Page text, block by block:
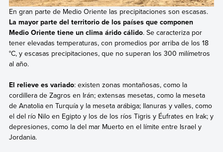
En gran parte de Medio Oriente las precipitaciones son escasas.
La mayor parte del territorio de los países que componen
Medio Oriente tiene un clima árido cálido. Se caracteriza por
tener elevadas temperaturas, con promedios por arriba de los 18
°C, y escasas precipitaciones, que no superan los 300 milímetros
al año.
El relieve es variado: existen zonas montañosas, como la
cordillera de Zagros en Irán; extensas mesetas, como la meseta
de Anatolia en Turquía y la meseta arábiga; llanuras y valles, como
el del río Nilo en Egipto y los de los ríos Tigris y Éufrates en Irak; y
depresiones, como la del mar Muerto en el límite entre Israel y
Jordania.